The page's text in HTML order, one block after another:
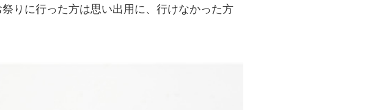
りに行った方は思い出用に、行けなかった方